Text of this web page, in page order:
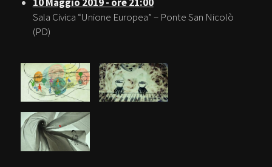
Sala Civica “Unione Europea” – Ponte San Nicolò
(PD)